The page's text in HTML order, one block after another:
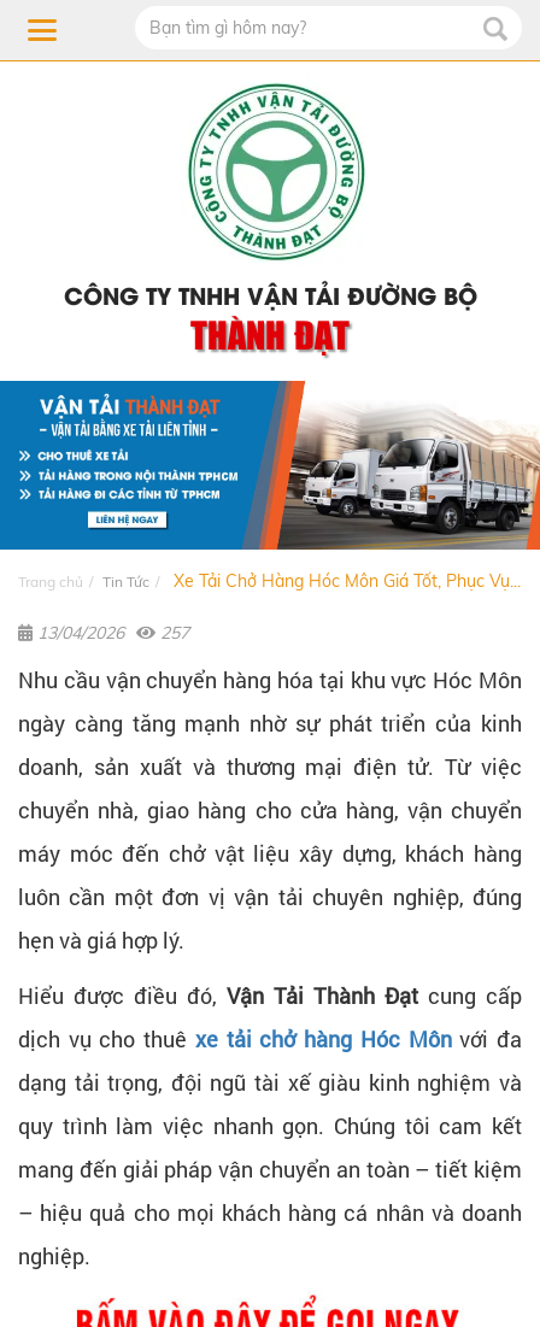
CÔNG TY TNHH VẬN TẢI ĐƯỜNG BỘ
THÀNH ĐẠT
Trang chủ Tin Tức Xe Tải Chở Hàng Hóc Môn Giá Tốt, Phục Vụ...
13/04/2026 257
Nhu cầu vận chuyển hàng hóa tại khu vực Hóc Môn
ngày càng tăng mạnh nhờ sự phát triển của kinh
doanh, sản xuất và thương mại điện tử. Từ việc
chuyển nhà, giao hàng cho cửa hàng, vận chuyển
máy móc đến chở vật liệu xây dựng, khách hàng
luôn cần một đơn vị vận tải chuyên nghiệp, đúng
hẹn và giá hợp lý.
Hiểu được điều đó, Vận Tải Thành Đạt cung cấp
dịch vụ cho thuê xe tải chở hàng Hóc Mônvới đa
dạng tải trọng, đội ngũ tài xế giàu kinh nghiệm và
quy trình làm việc nhanh gọn. Chúng tôi cam kết
mang đến giải pháp vận chuyển an toàn – tiết kiệm
– hiệu quả cho mọi khách hàng cá nhân và doanh
nghiệp.